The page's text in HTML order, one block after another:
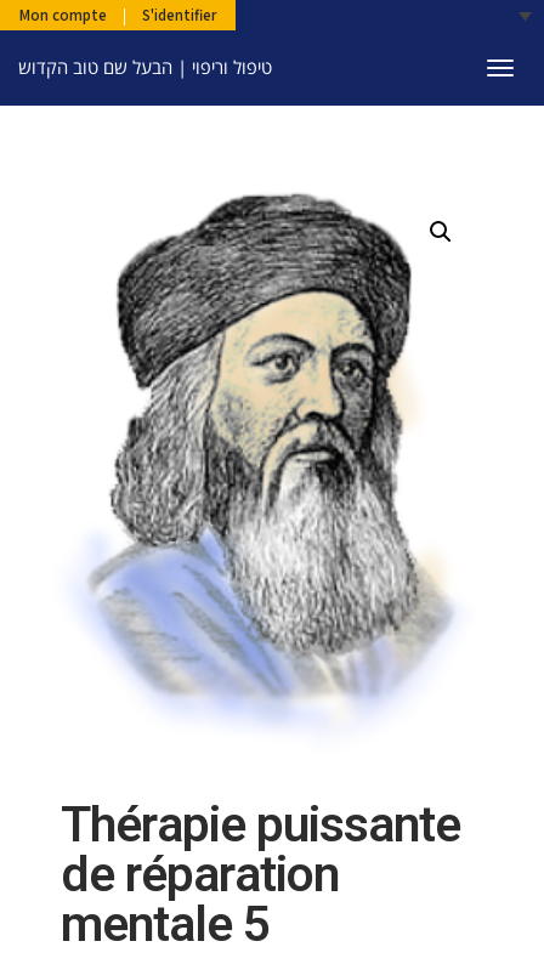
Mon compte | S'identifier
טיפול וריפוי | הבעל שם טוב הקדוש
Thérapie puissante
de réparation
mentale 5